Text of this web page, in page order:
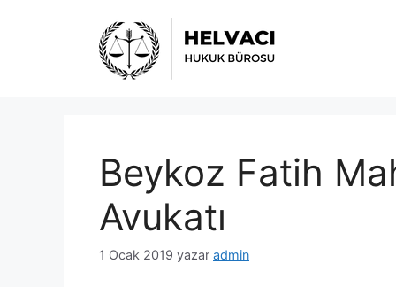
Beykoz Fatih
Avukatı
1 Ocak 2019 yazar admin